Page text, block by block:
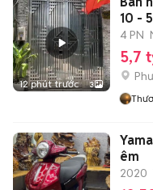
12 phút trước 3
10 -
4 PN
5,7
êm
2020